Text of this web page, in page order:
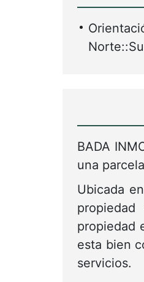
BADA
una
Ubicada
propiedad
esta bien
servicios.